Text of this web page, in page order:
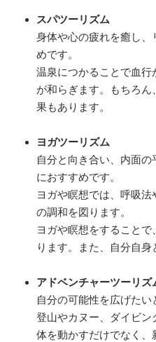
スパツーリズム
身体や心の疲れを癒し
めです。
温泉につかることで血
が和らぎます。もちろ
果もあります。
ヨガツーリズム
自分と向き合い、内面
におすすめです。
ヨガや瞑想では、呼吸
の調和を図ります。
ヨガや瞑想をすること
ります。また、自分自身
アドベンチャーツーリズ
自分の可能性を広げたい
登山やカヌー、ダイビン
体を動かすだけでなく